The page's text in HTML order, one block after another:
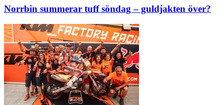
Norrbin summerar tuff söndag – guldjakten över?